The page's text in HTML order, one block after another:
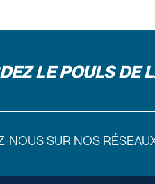
LE POULS DE
NOUS SUR NOS